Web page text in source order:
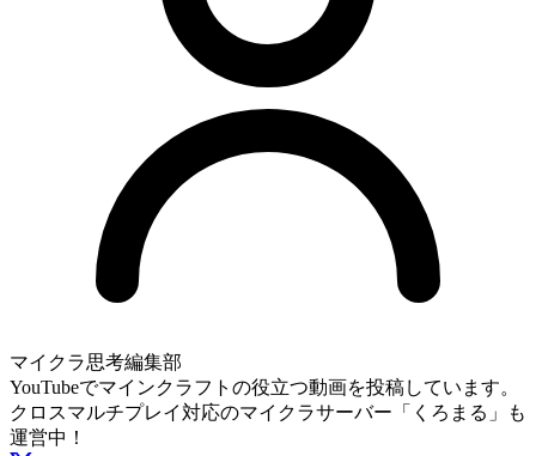
マイクラ思考編集部
YouTubeでマインクラフトの役立つ動画を投稿しています。
クロスマルチプレイ対応のマイクラサーバー「くろまる」も
運営中！